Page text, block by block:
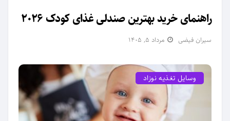
راهنمای خرید بهترین صندلی غذای کودک 2026
سیران فیضی مرداد ۵, ۱۴۰۵
وسایل تغذیه نوزاد